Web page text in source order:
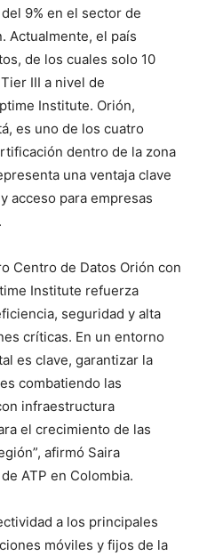
9% en el sector de
Actualmente, el país
de los cuales solo 10
III a nivel de
Institute. Orión,
es uno de los cuatro
dentro de la zona
una ventaja clave
acceso para empresas
Centro de Datos Orión con
Institute refuerza
seguridad y alta
críticas. En un entorno
es clave, garantizar la
combatiendo las
infraestructura
el crecimiento de las
afirmó Saira
ATP en Colombia.
a los principales
móviles y fijos de la